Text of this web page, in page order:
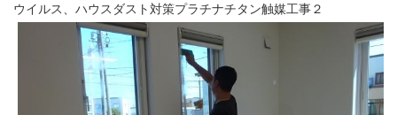
ウイルス、ハウスダスト対策プラチナチタン触媒工事２